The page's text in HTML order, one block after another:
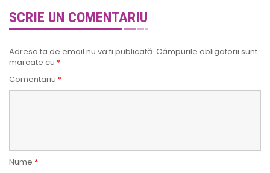
SCRIE UN COMENTARIU
Adresa ta de email nu va fi publicată. Câmpurile obligatorii sunt
marcate cu *
Comentariu *
Nume *